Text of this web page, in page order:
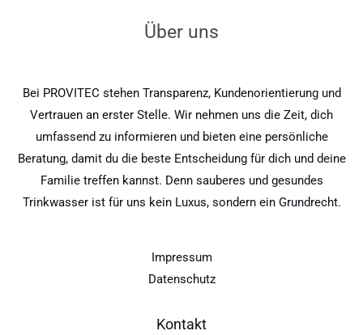
Über uns
Bei PROVITEC stehen Transparenz, Kundenorientierung und
Vertrauen an erster Stelle. Wir nehmen uns die Zeit, dich
umfassend zu informieren und bieten eine persönliche
Beratung, damit du die beste Entscheidung für dich und deine
Familie treffen kannst. Denn sauberes und gesundes
Trinkwasser ist für uns kein Luxus, sondern ein Grundrecht.
Impressum
Datenschutz
Kontakt